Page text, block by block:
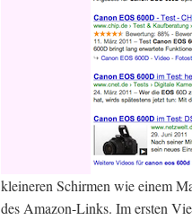
kleineren Schirmen wie einem
des Amazon-Links. Im ersten